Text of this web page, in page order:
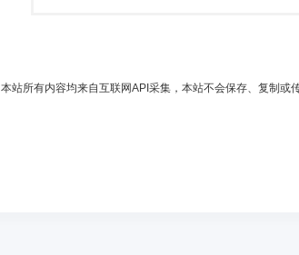
本站所有内容均来自互联网API采集，本站不会保存、复制